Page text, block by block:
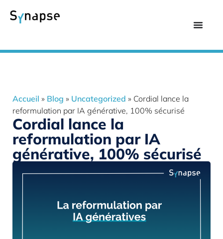
Accueil » Blog » Uncategorized » Cordial lance la
reformulation par IA générative, 100% sécurisé
Cordial lance la
reformulation par IA
générative, 100% sécurisé